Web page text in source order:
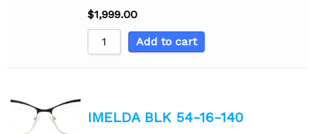
$1,999.00
Add to cart
IMELDA BLK 54-16-140